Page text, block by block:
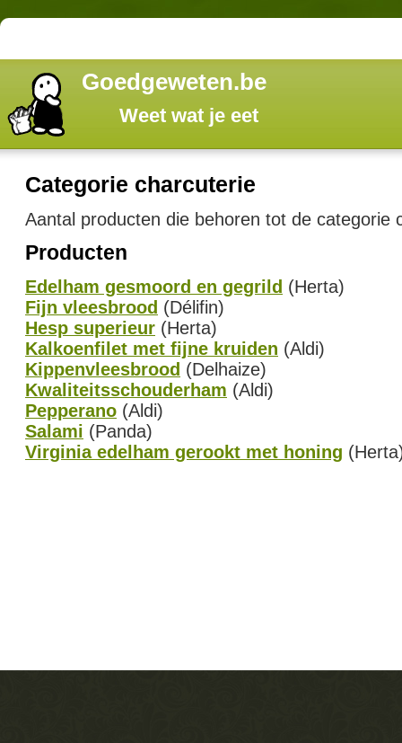
Goedgeweten.be
Weet wat je eet
Categorie charcuterie
Aantal producten die behoren tot de categorie
Producten
Edelham gesmoord en gegrild (Herta)
Fijn vleesbrood (Délifin)
Hesp superieur (Herta)
Kalkoenfilet met fijne kruiden (Aldi)
Kippenvleesbrood (Delhaize)
Kwaliteitsschouderham (Aldi)
Pepperano (Aldi)
Salami (Panda)
Virginia edelham gerookt met honing